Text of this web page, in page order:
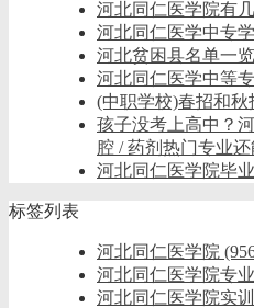
河北同仁医学院有
河北同仁医学中专
河北贫困县名单一
河北同仁医学中等
(中职学校)春招和秋
孩子没考上高中？
腔 / 药剂热门专业还
河北同仁医学院毕
标签列表
河北同仁医学院
河北同仁医学院专业
河北同仁医学院实训